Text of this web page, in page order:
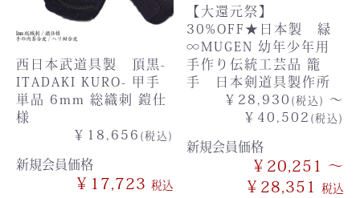
西日本武道具製 頂黒-
ITADAKI KURO- 甲手
単品 6mm 総織刺 鎧仕
様
￥18,656 (税込)
新規会員価格
￥17,723
【大還元祭】
30%OFF★日本製 緑
∞MUGEN 幼年少年用
手作り伝統工芸品 籠
手 日本剣道具製作所
￥28,930 (税込) ～
￥40,502 (税込)
新規会員価格
￥20,251 ～
￥28,351